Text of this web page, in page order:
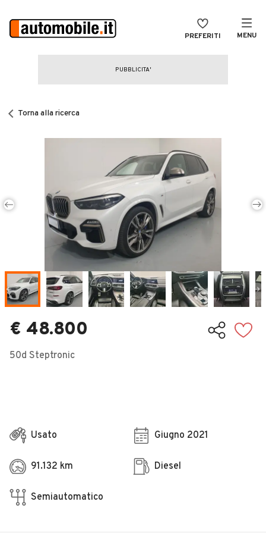
PREFERITI MENU
CERCA
Noleggio a lungo termine
Auto d'epoca
Veicoli Commerciali
Concessionari
Torna alla ricerca
€ 48.800
50d Steptronic
Usato Giugno 2021
91.132 km Diesel
Semiautomatico